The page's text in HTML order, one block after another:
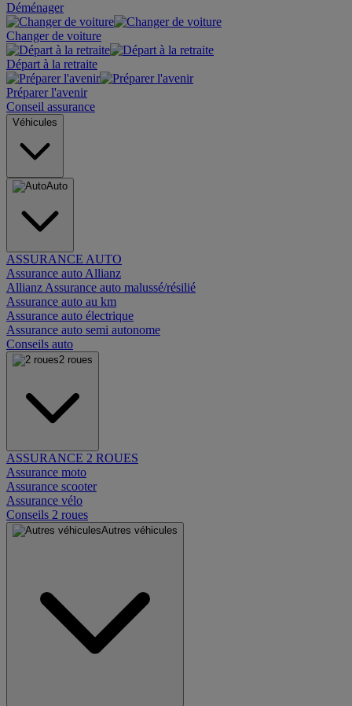
Déménager
Changer de voiture
Départ à la retraite
Préparer l'avenir
Conseil assurance
Véhicules
Auto
ASSURANCE AUTO
Assurance auto Allianz
Allianz Assurance auto malussé/résilié
Assurance auto au km
Assurance auto électrique
Assurance auto semi autonome
Conseils auto
2 roues
ASSURANCE 2 ROUES
Assurance moto
Assurance scooter
Assurance vélo
Conseils 2 roues
Autres véhicules